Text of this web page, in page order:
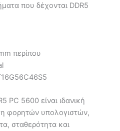
που δέχονται DDR5
περίπου
PC 5600 είναι ιδανική
φορητών υπολογιστών,
σταθερότητα και